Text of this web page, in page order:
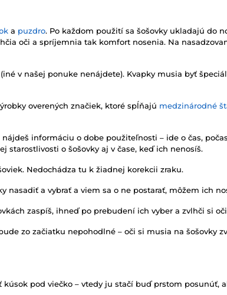
a puzdro. Po každom použití sa šošovky ukladajú do
oči a spríjemnia tak komfort nosenia. Na
v našej ponuke nenájdete). Kvapky musia byť
overených značiek, ktoré spĺňajú medzinárodné
informáciu o dobe použiteľnosti – ide o čas,
starostlivosti o šošovky aj v čase, keď ich nenosíš.
Nedochádza tu k žiadnej korekcii zraku.
nasadiť a vybrať a viem sa o ne postarať, môžem ich
zaspíš, ihneď po prebudení ich vyber a zvlhči si
zo začiatku nepohodlné – oči si musia na šošovky
pod viečko – vtedy ju stačí buď prstom posunúť,